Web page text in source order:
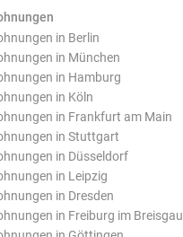
in Berlin
in München
in Hamburg
in Köln
in Frankfurt am Main
in Stuttgart
in Düsseldorf
in Leipzig
in Dresden
in Freiburg im Breisgau